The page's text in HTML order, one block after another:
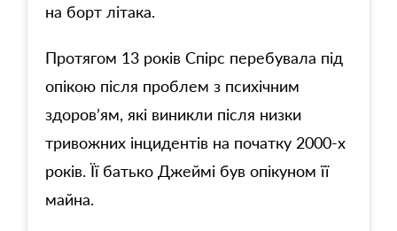
на борт літака.
Протягом 13 років Спірс перебувала під
опікою після проблем з психічним
здоров’ям, які виникли після низки
тривожних інцидентів на початку 2000-х
років. Її батько Джеймі був опікуном її
майна.